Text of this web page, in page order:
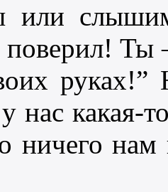
Ты
нас какая-
ничего